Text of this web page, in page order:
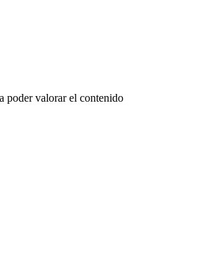
poder valorar el contenido